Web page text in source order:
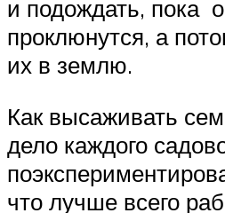
и подождать, пока
проклюнутся, а
их в землю.
Как высаживать
дело каждого
что лучше всего